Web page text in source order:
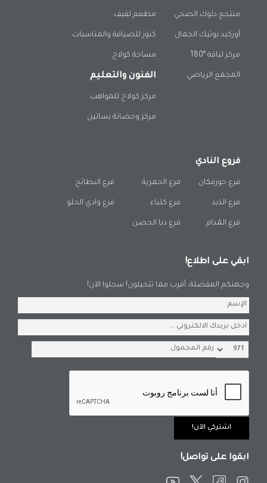
منتجع دلوك الصحي
أوركيد بوتيك الجمال
مركز لياقة °180
المجمع الرياضي
مطعم لفيف
كنوز للضيافة والمناسبات
مساحة كولاج
الفنون والتعليم
مركز كولاج للمواهب
مركز وحضانة بساتين
فروع النادي
فرع خورفكان
فرع الذيد
فرع المُدام
فرع الحمرية
فرع كلباء
فرع دبا الحصن
فرع البطائح
فرع وادي الحلو
ابقي على اطلاع!
وجهتكم المفضلة، أقرب مما تتخيلون! سجلوا الآن!
ابقوا على تواصل!